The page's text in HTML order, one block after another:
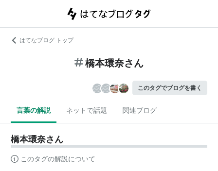
はてなブログ トップ
橋本環奈さん
このタグでブログを書く
言葉の解説 ネットで話題 関連ブログ
橋本環奈さん
このタグの解説について